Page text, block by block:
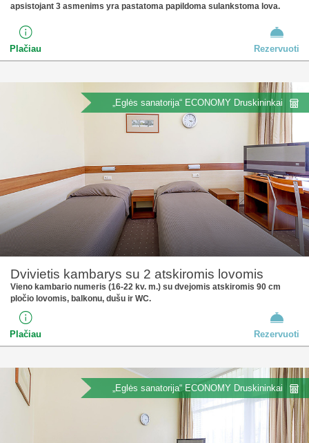
apsistojant 3 asmenims yra pastatoma papildoma sulankstoma lova.
Plačiau Rezervuoti
„Eglės sanatorija“ ECONOMY Druskininkai
Dvivietis kambarys su 2 atskiromis lovomis
Vieno kambario numeris (16-22 kv. m.) su dvejomis atskiromis 90 cm
pločio lovomis, balkonu, dušu ir WC.
Plačiau Rezervuoti
„Eglės sanatorija“ ECONOMY Druskininkai